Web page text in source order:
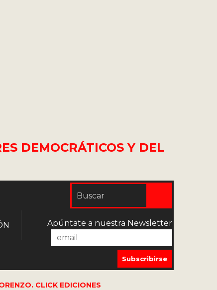
DEMOCRÁTICOS Y DEL
Apúntate a nuestra Newsletter
CLICK EDICIONES